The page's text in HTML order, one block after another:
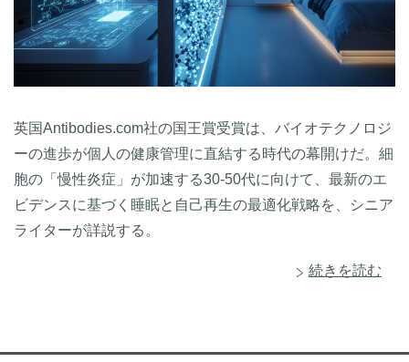
英国Antibodies.com社の国王賞受賞は、バイオテクノロジ
ーの進歩が個人の健康管理に直結する時代の幕開けだ。細
胞の「慢性炎症」が加速する30-50代に向けて、最新のエ
ビデンスに基づく睡眠と自己再生の最適化戦略を、シニア
ライターが詳説する。
続きを読む